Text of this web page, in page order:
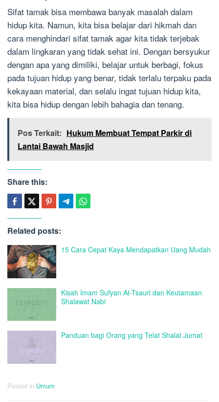
Sifat tamak bisa membawa banyak masalah dalam
hidup kita. Namun, kita bisa belajar dari hikmah dan
cara menghindari sifat tamak agar kita tidak terjebak
dalam lingkaran yang tidak sehat ini. Dengan bersyukur
dengan apa yang dimiliki, belajar untuk berbagi, fokus
pada tujuan hidup yang benar, tidak terlalu terpaku pada
kekayaan material, dan selalu ingat tujuan hidup kita,
kita bisa hidup dengan lebih bahagia dan tenang.
Pos Terkait: Hukum Membuat Tempat Parkir di
Lantai Bawah Masjid
Share this:
Related posts:
15 Cara Cepat Kaya Mendapatkan Uang Mudah
Kisah Imam Sufyan At-Tsauri dan Keutamaan
Shalawat Nabi
Panduan bagi Orang yang Telat Shalat Jumat
Posted in Umum